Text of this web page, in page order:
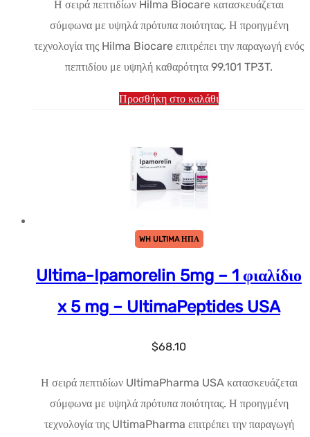
Η σειρά πεπτιδίων Hilma Biocare κατασκευάζεται
σύμφωνα με υψηλά πρότυπα ποιότητας. Η προηγμένη
τεχνολογία της Hilma Biocare επιτρέπει την παραγωγή ενός
πεπτιδίου με υψηλή καθαρότητα 99.101 TP3T.
Προσθήκη στο καλάθι
WH ULTIMA ΗΠΑ
Ultima-Ipamorelin 5mg – 1 φιαλίδιο
x 5 mg – UltimaPeptides USA
$68.10
Η σειρά πεπτιδίων UltimaPharma USA κατασκευάζεται
σύμφωνα με υψηλά πρότυπα ποιότητας. Η προηγμένη
τεχνολογία της UltimaPharma επιτρέπει την παραγωγή